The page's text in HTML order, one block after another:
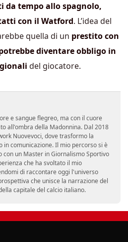
da tempo allo spagnolo,
con il Watford. L’idea del
quella di un prestito con
diventare obbligo in
del giocatore.
e sangue flegreo, ma con il cuore
all'ombra della Madonnina. Dal 2018
Nuovevoci, dove trasformo la
in comunicazione. Il mio percorso si è
con un Master in Giornalismo Sportivo
che ha svoltato il mio
di raccontare oggi l'universo
che unisce la narrazione del
capitale del calcio italiano.